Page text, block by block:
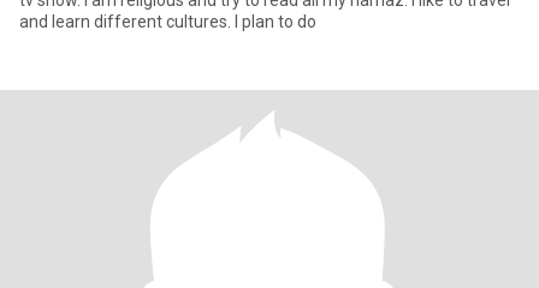
and learn different cultures. I plan to do